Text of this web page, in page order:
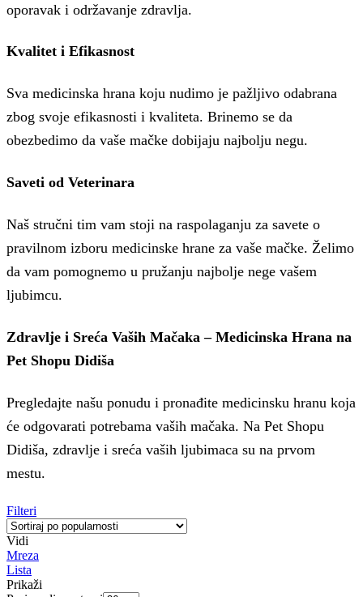
oporavak i održavanje zdravlja.
Kvalitet i Efikasnost
Sva medicinska hrana koju nudimo je pažljivo odabrana
zbog svoje efikasnosti i kvaliteta. Brinemo se da
obezbedimo da vaše mačke dobijaju najbolju negu.
Saveti od Veterinara
Naš stručni tim vam stoji na raspolaganju za savete o
pravilnom izboru medicinske hrane za vaše mačke. Želimo
da vam pomognemo u pružanju najbolje nege vašem
ljubimcu.
Zdravlje i Sreća Vaših Mačaka – Medicinska Hrana na
Pet Shopu Didiša
Pregledajte našu ponudu i pronađite medicinsku hranu koja
će odgovarati potrebama vaših mačaka. Na Pet Shopu
Didiša, zdravlje i sreća vaših ljubimaca su na prvom
mestu.
Filteri
Vidi
Mreza
Lista
Prikaži